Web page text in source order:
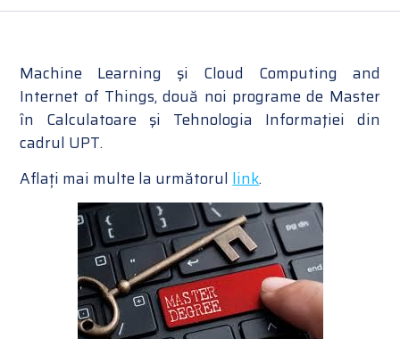
Machine Learning şi Cloud Computing and
Internet of Things, două noi programe de Master
în Calculatoare şi Tehnologia Informaţiei din
cadrul UPT.
Aflați mai multe la următorul link.